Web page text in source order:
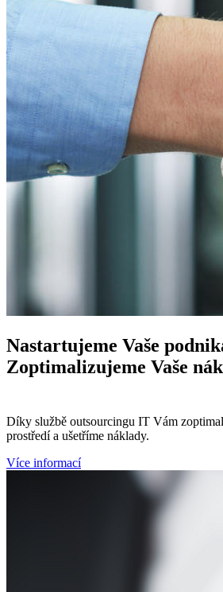
Nastartujeme Vaše
Zoptimalizujeme Vaše
Díky službě outsourcingu IT Vám
prostředí a ušetříme náklady.
Více informací